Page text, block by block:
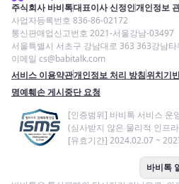
주식회사 바비톡대표이사 신정인개인정보
사업자등록번호 836-86-02172
통신판매업신고번호 2021-서울강남-03497
서울특별시 서초구 강남대로 363 363강남타
이메일 cs@babitalk.com
서비스 이용약관개인정보 처리 방침위치기
명예훼손 게시중단 요청
[인증범위] 바비톡 서비스 운
(심사받지 않은 물리적 인프
[유효기간] 2024.02.07 ~
바비톡